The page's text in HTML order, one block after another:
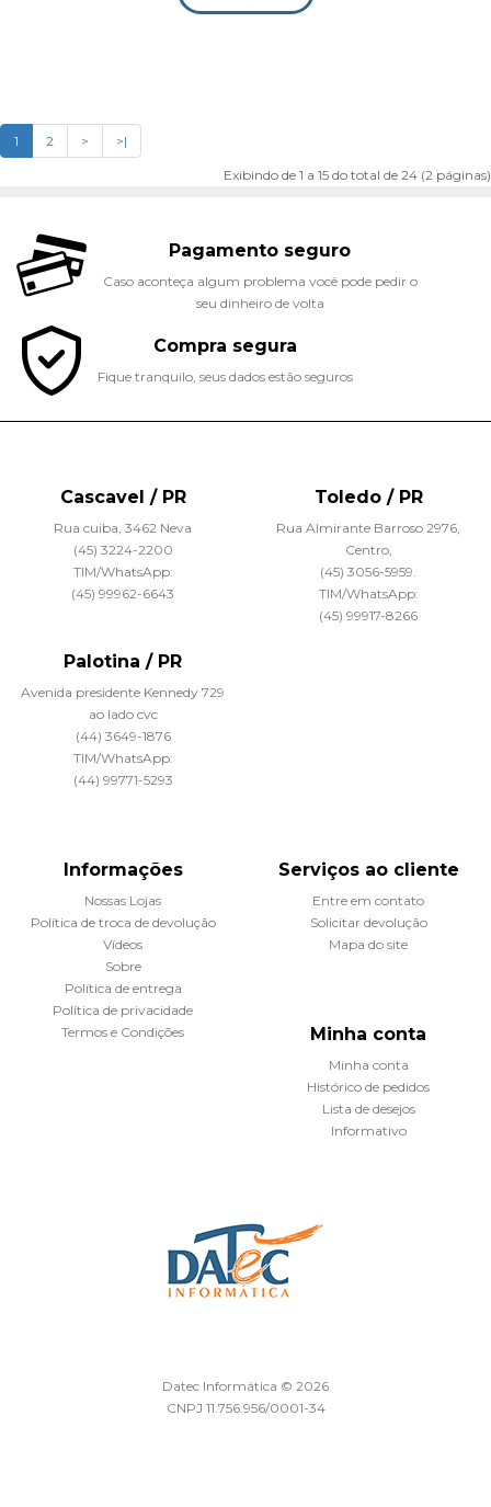
1 2 > >|
Exibindo de 1 a 15 do total de 24 (2 páginas)
Pagamento seguro
Caso aconteça algum problema você pode pedir o
seu dinheiro de volta
Compra segura
Fique tranquilo, seus dados estão seguros
Cascavel / PR
Rua cuiba, 3462 Neva
(45) 3224-2200
TIM/WhatsApp:
(45) 99962-6643
Toledo / PR
Rua Almirante Barroso 2976,
Centro,
(45) 3056-5959.
TIM/WhatsApp:
(45) 99917-8266
Palotina / PR
Avenida presidente Kennedy 729
ao lado cvc
(44) 3649-1876
TIM/WhatsApp:
(44) 99771-5293
Informações
Nossas Lojas
Política de troca de devolução
Vídeos
Sobre
Política de entrega
Política de privacidade
Termos e Condições
Serviços ao cliente
Entre em contato
Solicitar devolução
Mapa do site
Minha conta
Minha conta
Histórico de pedidos
Lista de desejos
Informativo
Datec Informática © 2026
CNPJ 11.756.956/0001-34